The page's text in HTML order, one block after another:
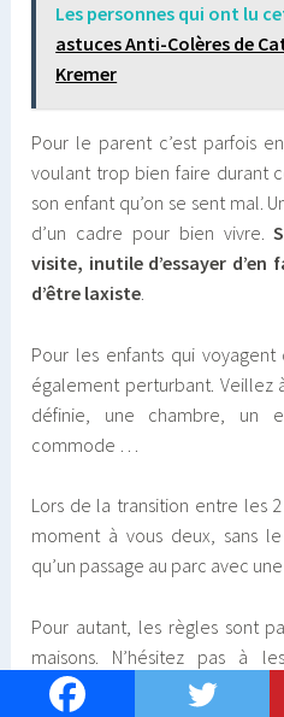
Les personnes qui ont lu
astuces Anti-Colères de
Kremer
Pour le parent c’est parfois
voulant trop bien faire durant
son enfant qu’on se sent mal.
d’un cadre pour bien vivre.
visite, inutile​ d’essayer
d’être laxiste.
Pour les enfants qui voyagent
également perturbant. Veillez
définie, une chambre, un
commode …
Lors de la transition entre les 2
moment à vous deux, sans
qu’un passage au parc avec
Pour autant, les règles sont
maisons. N’hésitez pas à
environnement viable pour